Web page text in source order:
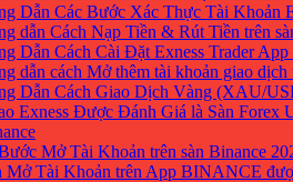
Dẫn Các Bước Xác Thực Tài Khoản
dẫn Cách Nạp Tiền & Rút Tiền trên
Dẫn Cách Cài Đặt Exness Trader
dẫn cách Mở thêm tài khoản giao dịch
Dẫn Cách Giao Dịch Vàng (XAU/
Exness Được Đánh Giá là Sàn Forex
Mở Tài Khoản trên sàn Binance
Mở Tài Khoản trên App BINANCE